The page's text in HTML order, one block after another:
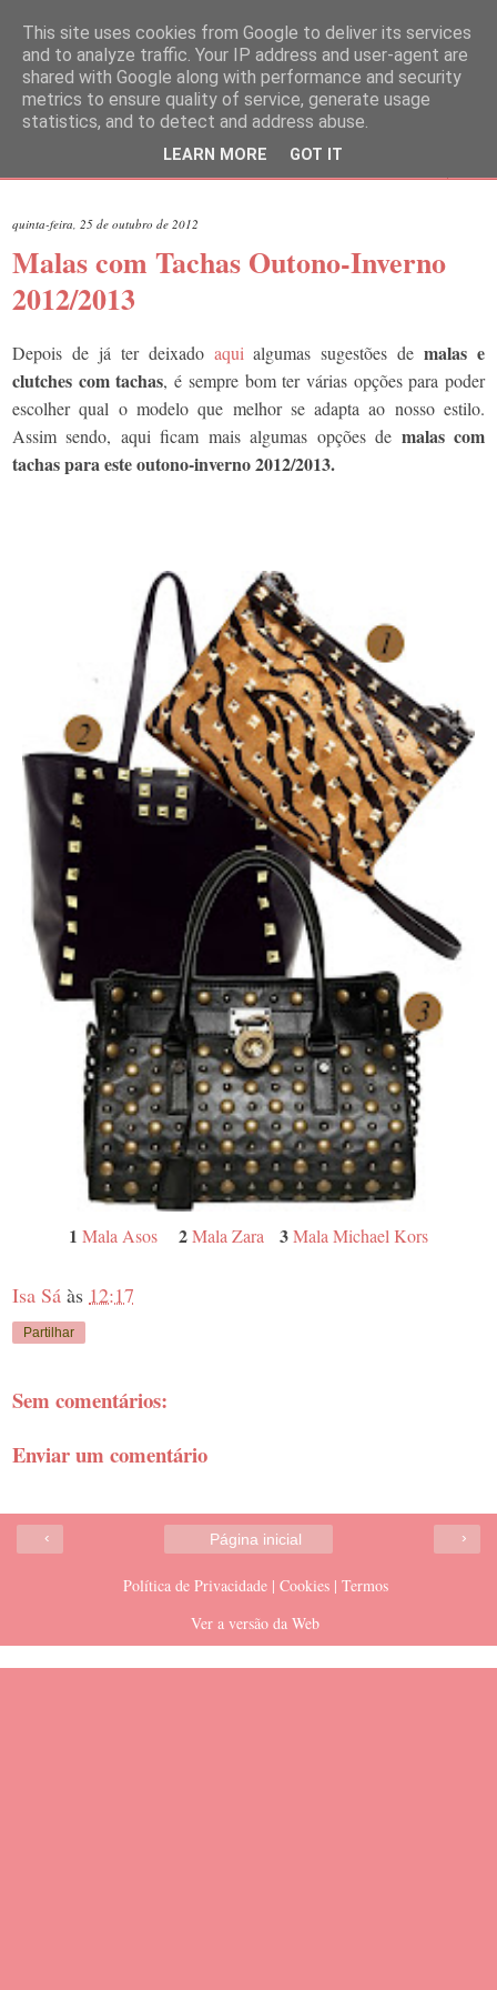
quinta-feira, 25 de outubro de 2012
Malas com Tachas Outono-Inverno
2012/2013
Depois de já ter deixado aquialgumas sugestões de malas e
clutches com tachas, é sempre bom ter várias opções para poder
escolher qual o modelo que melhor se adapta ao nosso estilo.
Assim sendo, aqui ficam mais algumas opções de malas com
tachas para este outono-inverno 2012/2013.
1 Mala Asos 2Mala Zara 3Mala Michael Kors
Isa Sá às 12:17
Partilhar
Sem comentários:
Enviar um comentário
‹ ›
Página inicial
Política de Privacidade | Cookies | Termos
Ver a versão da Web
This site uses cookies from Google to deliver its services
and to analyze traffic. Your IP address and user-agent are
shared with Google along with performance and security
metrics to ensure quality of service, generate usage
statistics, and to detect and address abuse.
LEARN MORE GOT IT